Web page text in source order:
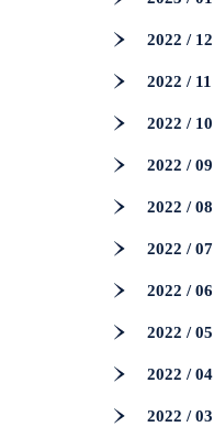
2022 / 12
2022 / 11
2022 / 10
2022 / 09
2022 / 08
2022 / 07
2022 / 06
2022 / 05
2022 / 04
2022 / 03